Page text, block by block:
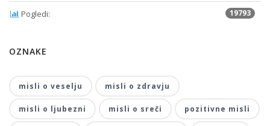
Pogledi: 19793
OZNAKE
misli o veselju misli o zdravju
misli o ljubezni misli o sreči pozitivne misli